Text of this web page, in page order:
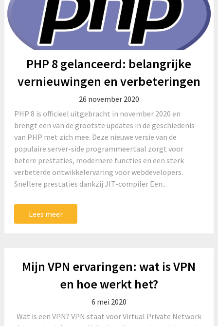
PHP 8 gelanceerd: belangrijke
vernieuwingen en verbeteringen
26 november 2020
PHP 8 is officieel uitgebracht in november 2020 en
brengt een van de grootste updates in de geschiedenis
van PHP met zich mee. Deze nieuwe versie van de
populaire server-side programmeertaal zorgt voor
betere prestaties, modernere functies en een sterk
verbeterde ontwikkelervaring voor webdevelopers.
Snellere prestaties dankzij JIT-compiler Een...
Lees meer
Mijn VPN ervaringen: wat is VPN
en hoe werkt het?
6 mei 2020
Wat is een VPN? VPN staat voor Virtual Private Network